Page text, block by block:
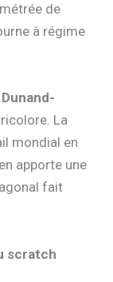
de
à régime
La
mondial en
apporte une
fait
scratch